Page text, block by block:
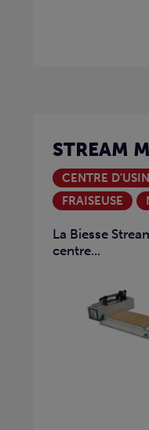
STREAM
CENTRE
FRAISEUSE
La Biesse
centre...